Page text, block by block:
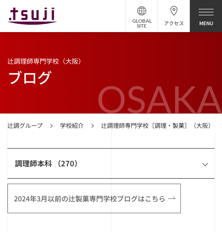
アクセス
GLOBAL
SITE
OSAKA
辻調グループ 学校紹介 辻調理師専門学校［調理・製菓］（大阪）
辻調理師専門学校（大阪）
ブログ
調理師本科 （270）
2024年3月以前の辻製菓専門学校ブログはこちら